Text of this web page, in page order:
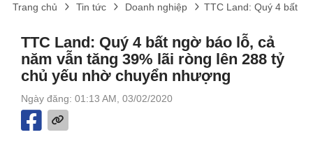
Trang chủ Tin tức Doanh nghiệp TTC Land: Quý 4 bất
TTC Land: Quý 4 bất ngờ báo lỗ, cả
năm vẫn tăng 39% lãi ròng lên 288 tỷ
chủ yếu nhờ chuyển nhượng
Ngày đăng: 01:13 AM, 03/02/2020